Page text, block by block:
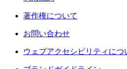
著作権について
お問い合わせ
ウェブアクセシビリティにつ